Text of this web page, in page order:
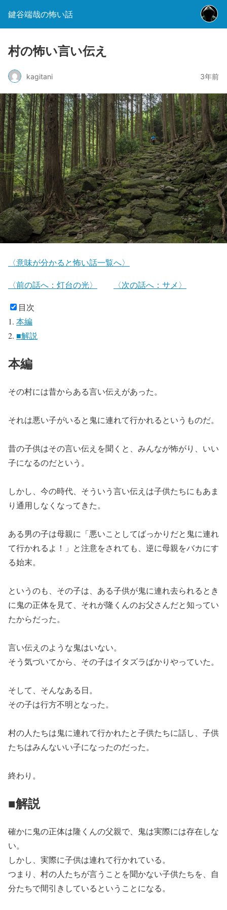
鍵谷端哉の怖い話
村の怖い言い伝え
kagitani 3年前
〈意味が分かると怖い話一覧へ〉
〈前の話へ：灯台の光〉 〈次の話へ：サメ〉
目次
本編
■解説
本編
その村には昔からある言い伝えがあった。
それは悪い子がいると鬼に連れて行かれるというものだ。
昔の子供はその言い伝えを聞くと、みんなが怖がり、いい
子になるのだという。
しかし、今の時代、そういう言い伝えは子供たちにもあま
り通用しなくなってきた。
ある男の子は母親に「悪いことしてばっかりだと鬼に連れ
て行かれるよ！」と注意をされても、逆に母親をバカにす
る始末。
というのも、その子は、ある子供が鬼に連れ去られるとき
に鬼の正体を見て、それが隆くんのお父さんだと知ってい
たからだった。
言い伝えのような鬼はいない。
そう気づいてから、その子はイタズラばかりやっていた。
そして、そんなある日。
その子は行方不明となった。
村の人たちは鬼に連れて行かれたと子供たちに話し、子供
たちはみんないい子になったのだった。
終わり。
■解説
確かに鬼の正体は隆くんの父親で、鬼は実際には存在しな
い。
しかし、実際に子供は連れて行かれている。
つまり、村の人たちが言うことを聞かない子供たちを、自
分たちで間引きしているということになる。